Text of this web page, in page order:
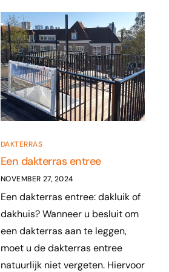
DAKTERRAS
Een dakterras entree
NOVEMBER 27, 2024
Een dakterras entree: dakluik of
dakhuis? Wanneer u besluit om
een dakterras aan te leggen,
moet u de dakterras entree
natuurlijk niet vergeten. Hiervoor